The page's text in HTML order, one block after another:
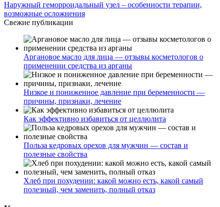
Наружный геморроидальный узел – особенности терапии,
возможные осложнения
Свежие публикации
Аргановое масло для лица — отзывы косметологов о
применении средства из арганы
Низкое и пониженное давление при беременности —
причины, признаки, лечение
Как эффективно избавиться от целлюлита
Польза кедровых орехов для мужчин — состав и
полезные свойства
Хлеб при похудении: какой можно есть, какой самый
полезный, чем заменить, полный отказ